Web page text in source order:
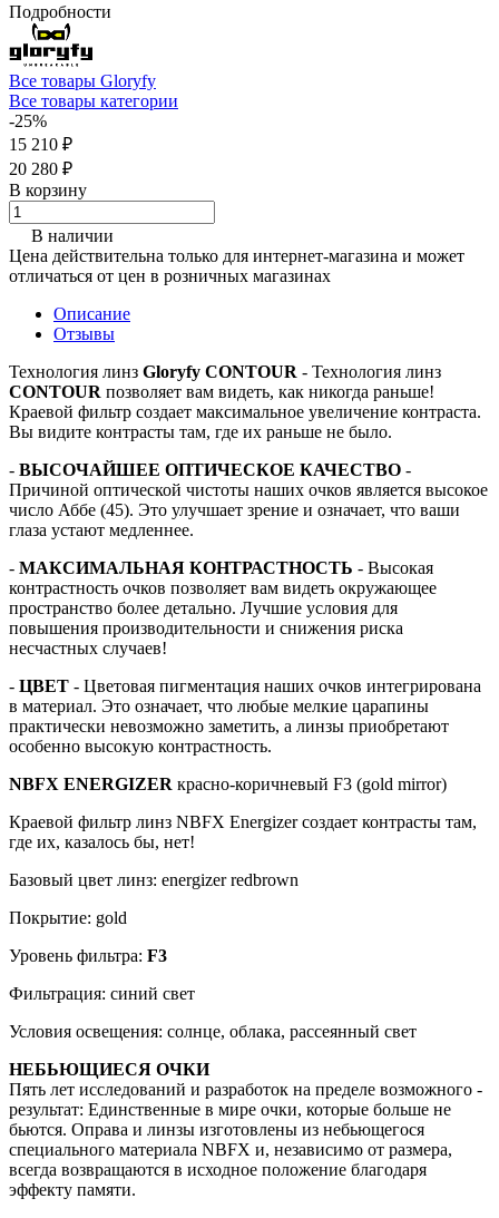
Подробности
Все товары Gloryfy
Все товары категории
-25%
15 210 ₽
20 280 ₽
В корзину
В наличии
Цена действительна только для интернет-магазина и может
отличаться от цен в розничных магазинах
Описание
Отзывы
Технология линз Gloryfy CONTOUR - Технология линз
CONTOUR позволяет вам видеть, как никогда раньше!
Краевой фильтр создает максимальное увеличение контраста.
Вы видите контрасты там, где их раньше не было.
- ВЫСОЧАЙШЕЕ ОПТИЧЕСКОЕ КАЧЕСТВО -
Причиной оптической чистоты наших очков является высокое
число Аббе (45). Это улучшает зрение и означает, что ваши
глаза устают медленнее.
- МАКСИМАЛЬНАЯ КОНТРАСТНОСТЬ - Высокая
контрастность очков позволяет вам видеть окружающее
пространство более детально. Лучшие условия для
повышения производительности и снижения риска
несчастных случаев!
- ЦВЕТ - Цветовая пигментация наших очков интегрирована
в материал. Это означает, что любые мелкие царапины
практически невозможно заметить, а линзы приобретают
особенно высокую контрастность.
NBFX ENERGIZER красно-коричневый F3 (gold mirror)
Краевой фильтр линз NBFX Energizer создает контрасты там,
где их, казалось бы, нет!
Базовый цвет линз: energizer redbrown
Покрытие: gold
Уровень фильтра: F3
Фильтрация: синий свет
Условия освещения: солнце, облака, рассеянный свет
НЕБЬЮЩИЕСЯ ОЧКИ
Пять лет исследований и разработок на пределе возможного -
результат: Единственные в мире очки, которые больше не
бьются. Оправа и линзы изготовлены из небьющегося
специального материала NBFX и, независимо от размера,
всегда возвращаются в исходное положение благодаря
эффекту памяти.